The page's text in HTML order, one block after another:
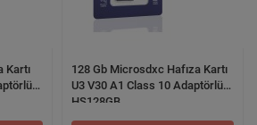
Kartı
128 Gb Microsdxc Hafıza Kartı
U3 V30 A1 Class 10 Adaptörlü
HS128GB